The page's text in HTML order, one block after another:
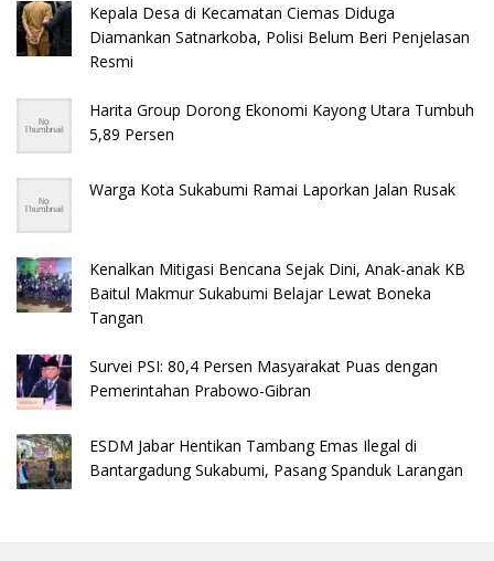
Kepala Desa di Kecamatan Ciemas Diduga
Diamankan Satnarkoba, Polisi Belum Beri Penjelasan
Resmi
Harita Group Dorong Ekonomi Kayong Utara Tumbuh
5,89 Persen
Warga Kota Sukabumi Ramai Laporkan Jalan Rusak
Kenalkan Mitigasi Bencana Sejak Dini, Anak-anak KB
Baitul Makmur Sukabumi Belajar Lewat Boneka
Tangan
Survei PSI: 80,4 Persen Masyarakat Puas dengan
Pemerintahan Prabowo-Gibran
ESDM Jabar Hentikan Tambang Emas Ilegal di
Bantargadung Sukabumi, Pasang Spanduk Larangan